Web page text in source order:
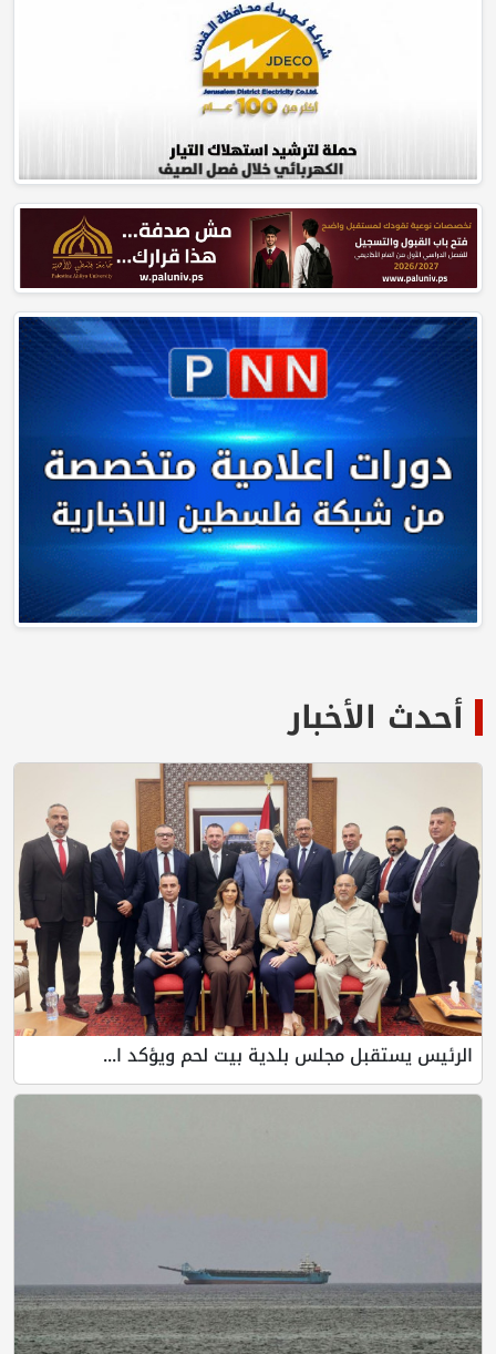
أحدث الأخبار
الرئيس يستقبل مجلس بلدية بيت لحم ويؤكد ا...